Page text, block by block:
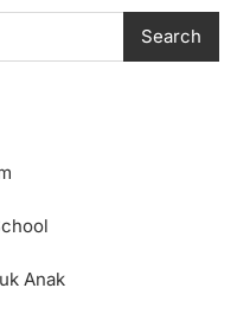
Search
Anak